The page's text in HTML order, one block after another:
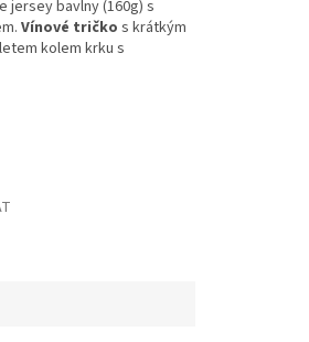
jersey bavlny (160g) s
Vínové tričko s krátkým
kolem krku s